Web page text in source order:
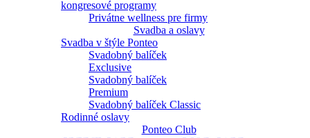
kongresové programy
Privátne wellness pre firmy
Svadba a oslavy
Svadba v štýle Ponteo
Svadobný balíček
Exclusive
Svadobný balíček
Premium
Svadobný balíček Classic
Rodinné oslavy
Ponteo Club